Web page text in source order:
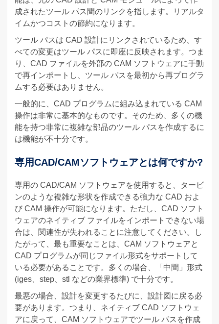
成されたツール パス間のリンクを指します。リアルタ
イムかつコストの節約になります。
ツール パスは CAD 設計にリンクされているため、す
べての変更はツール パスに即座に反映されます。つま
り、CAD ファイルを外部の CAM ソフトウェアに手動
で再インポートし、ツール パスを最初から再プログラ
ムする必要はありません。
一般的に、CAD プログラムに組み込まれている CAM
操作は非常に基本的なものです。そのため、多くの機
能を持つ非常に複雑な部品のツール パスを作成するに
は機能が不十分です。
専用CAD/CAMソフトウェアとは何ですか?
専用の CAD/CAM ソフトウェアを使用すると、タービ
ンのような複雑な形状を作成できる強力な CAD およ
び CAM 操作が可能になります。ただし、CAD ソフト
ウェアのネイティブ ファイルをインポートできない場
合は、関連性が失われることに注意してください。し
たがって、最も重要なことは、CAM ソフトウェアと
CAD プログラムが同じファイル形式をサポートして
いる必要があることです。多くの場合、「中間」形式
(iges、step、stl などの業界標準) で十分です。
最悪の場合、設計を変更するたびに、設計図に戻る必
要があります。つまり、ネイティブ CAD ソフトウェ
アに戻って、CAM ソフトウェアでツール パスを作成